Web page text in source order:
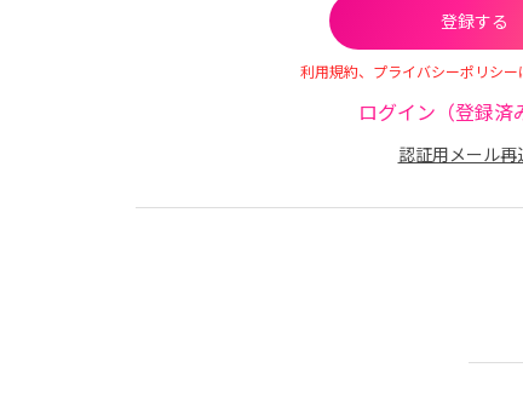
利用規約、プライバシーポリシ
ログイン（登録済
認証用メール再